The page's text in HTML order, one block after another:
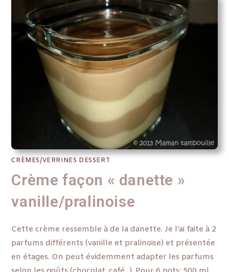
CRÈMES/VERRINES DESSERT
Crème façon « danette »
vanille/pralinoise
Cette crème ressemble à de la danette. Je l'ai faite à 2
parfums différents (vanille et pralinoise) et présentée
en étages. On peut évidemment adapter les parfums